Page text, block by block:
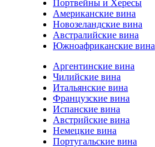
Портвейны и Хересы
Американские вина
Новозеландские вина
Австралийские вина
Южноафриканские вина
Аргентинские вина
Чилийские вина
Итальянские вина
Французские вина
Испанские вина
Австрийские вина
Немецкие вина
Португальские вина